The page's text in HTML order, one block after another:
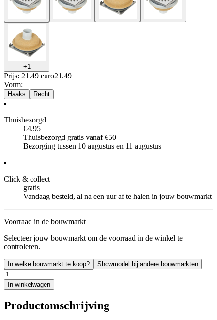
+1
Prijs: 21.49 euro21 .49
Vorm:
Haaks Recht
Thuisbezorgd
€4.95
Thuisbezorgd gratis vanaf €50
Bezorging tussen 10 augustus en 11 augustus
Click & collect
gratis
Vandaag besteld, al na een uur af te halen in jouw bouwmarkt
Voorraad in de bouwmarkt
Selecteer jouw bouwmarkt om de voorraad in de winkel te
controleren.
In welke bouwmarkt te koop? Showmodel bij andere bouwmarkten
In winkelwagen
Productomschrijving